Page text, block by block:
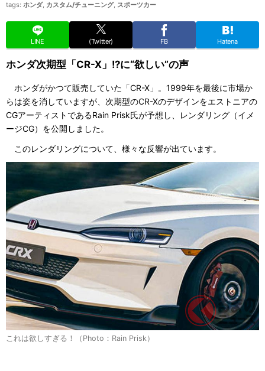
tags: ホンダ, カスタム/チューニング, スポーツカー
LINE (Twitter) FB Hatena
ホンダ次期型「CR-X」!?に“欲しい”の声
ホンダがかつて販売していた「CR-X」。1999年を最後に市場か
らは姿を消していますが、次期型のCR-Xのデザインをエストニアの
CGアーティストであるRain Prisk氏が予想し、レンダリング（イメ
ージCG）を公開しました。
このレンダリングについて、様々な反響が出ています。
これは欲しすぎる！（Photo：Rain Prisk）